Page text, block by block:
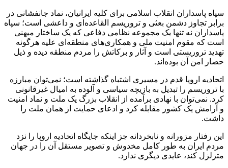
سپاه پاسداران انقلاب اسلامی برای کلیه ایرانیان، نماد جانفشانی در
برابر تجاوز دشمن بعثی و تروریسم القاعده‌ای و داعشی است؛ سپاه
پاسداران نه تنها یک مجموعه نظامی دفاعی که یک ساختار میهنی
است که مقوم امنیت ملی و همکاری‌های منطقه‌ای علیه هرگونه
تهدید تروریستی است و آثار و برکاتش را مردم منطقه دیده و ذیل
حصار امن آن بوده‌اند.
اتحادیه اروپا قدم در مسیری اشتباه گذاشته است؛ نمی‌توان مبارزه
با تروریسم را تبدیل به بازیچه سیاسی و آلوده به امیال غیرقانونی
کرد. نمی‌توان با نهادی برآمده از انقلاب بزرگ یک ملت و نماد امنیت
و آرامش یک کشور مقابله کرد و ادعای حمایت از همان ملت را
داشت.
این رفتار مزورانه و نابخردانه جز اینکه جایگاه اتحادیه اروپا را نزد
مردم ایران به طور کامل مخدوش و تصویر مستقل آن را در جهان
متزلزل کند، عایدی دیگری ندارد.